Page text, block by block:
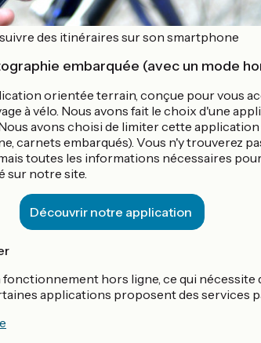
des itinéraires sur son smartphone
embarquée (avec un mode
orientée terrain, conçue pour vous
à vélo. Nous avons fait le choix d'une
avons choisi de limiter cette
carnets embarqués). Vous n'y trouverez
toutes les informations nécessaires
sur notre site.
Découvrir notre application
hors ligne, ce qui nécessite
applications proposent des services